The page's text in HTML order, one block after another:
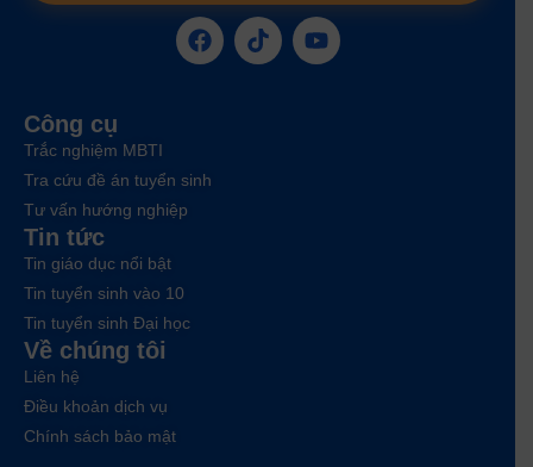
Công cụ
Trắc nghiệm MBTI
Tra cứu đề án tuyển sinh
Tư vấn hướng nghiệp
Tin tức
Tin giáo dục nổi bật
Tin tuyển sinh vào 10
Tin tuyển sinh Đại học
Về chúng tôi
Liên hệ
Điều khoản dịch vụ
Chính sách bảo mật